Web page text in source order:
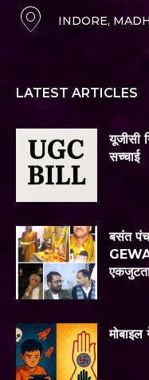
INDORE,
LATEST ARTICLES
यूजीसी
सच्चाई
बसंत